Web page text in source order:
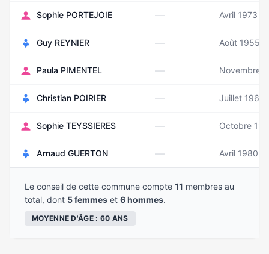
Sophie PORTEJOIE — Avril 1973
Guy REYNIER — Août 1955
Paula PIMENTEL — Novembre
Christian POIRIER — Juillet 1960
Sophie TEYSSIERES — Octobre
Arnaud GUERTON — Avril 1980
Le conseil de cette commune compte 11 membres au
total, dont 5 femmes et 6 hommes.
MOYENNE D'ÂGE : 60 ANS